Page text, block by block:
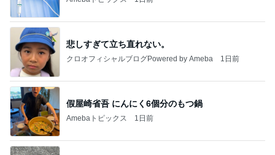
悲しすぎて立ち直れない。
クロオフィシャルブログPowered by Ameba 1日前
假屋崎省吾 にんにく6個分のもつ鍋
Amebaトピックス 1日前